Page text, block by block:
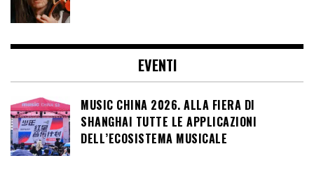
EVENTI
MUSIC CHINA 2026. ALLA FIERA DI
SHANGHAI TUTTE LE APPLICAZIONI
DELL’ECOSISTEMA MUSICALE